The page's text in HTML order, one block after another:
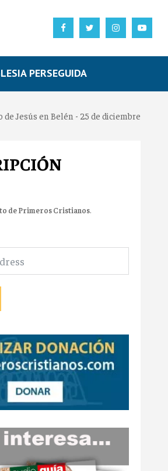
PERSEGUIDA
Jesús en Belén - 25 de diciembre
de Primeros Cristianos.